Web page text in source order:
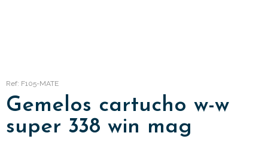
Ref: F105-MATE
Gemelos cartucho w-w
super 338 win mag